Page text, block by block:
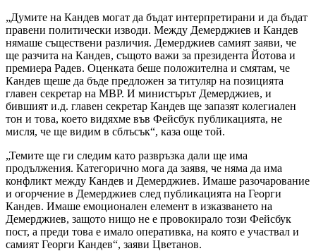
„Думите на Кандев могат да бъдат интерпретирани и да бъдат
правени политически изводи. Между Демерджиев и Кандев
нямаше съществени различия. Демерджиев самият заяви, че
ще разчита на Кандев, същото важи за президента Йотова и
премиера Радев. Оценката беше положителна и смятам, че
Кандев щеше да бъде предложен за титуляр на позицията
главен секретар на МВР. И министърът Демерджиев, и
бившият и.д. главен секретар Кандев ще запазят колегиален
тон и това, което видяхме във Фейсбук публикацията, не
мисля, че ще видим в сблъсък“, каза още той.
„Темите ще ги следим като развръзка дали ще има
продължения. Категорично мога да заявя, че няма да има
конфликт между Кандев и Демерджиев. Имаше разочарование
и огорчение в Демерджиев след публикацията на Георги
Кандев. Имаше емоционален елемент в изказването на
Демерджиев, защото нищо не е провокирало този Фейсбук
пост, а преди това е имало оперативка, на която е участвал и
самият Георги Кандев“, заяви Цветанов.